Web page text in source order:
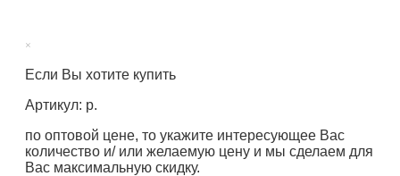
×
Если Вы хотите купить
Артикул: р.
по оптовой цене, то укажите интересующее Вас
количество и/ или желаемую цену и мы сделаем для
Вас максимальную скидку.